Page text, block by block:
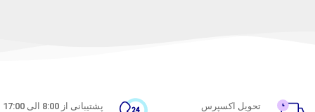
تحویل اکسپرس پشتیبانی از 8:00 الی 17:00